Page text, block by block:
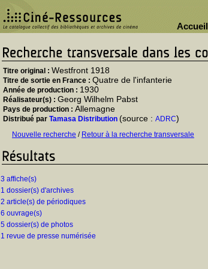
Accueil
Titre original : Westfront 1918
Titre de sortie en France : Quatre de l'infanterie
Année de production : 1930
Réalisateur(s) : Georg Wilhelm Pabst
Pays de production : Allemagne
Distribué par Tamasa Distribution (source : ADRC)
Nouvelle recherche / Retour à la recherche transversale
3 affiche(s)
1 dossier(s) d'archives
2 article(s) de périodiques
6 ouvrage(s)
5 dossier(s) de photos
1 revue de presse numérisée